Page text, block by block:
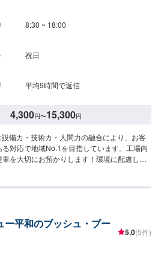
8:30 ~ 18:00
祝日
平均9時間で返信
4,300円〜15,300円
備カ・技術カ・人間力の融合により、お客
対応で地域No.1を目指しています。工場内
を大切にお預かりします！環境に配慮した
通常3日～5日程度で納車となります。納期は
意しています。お車の作業中は代車をご利用
様にご負担いただいております。-----ご来店
から青葉町交差点を南に曲がり、200ｍ直進
ー平和のブッシュ・ブー
5.0(5件)